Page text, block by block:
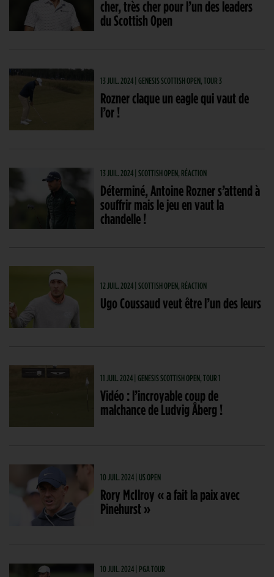
cher, très cher pour l’un des leaders
du Scottish Open
13 JUIL. 2024 | GENESIS SCOTTISH OPEN, TOUR 3
Rozner claque un eagle qui vaut de
l’or !
13 JUIL. 2024 | SCOTTISH OPEN, RÉACTION
Déterminé, Antoine Rozner s’attend à
souffrir mais le jeu en vaut la
chandelle !
12 JUIL. 2024 | SCOTTISH OPEN, RÉACTION
Ugo Coussaud veut être l’un des leurs
11 JUIL. 2024 | GENESIS SCOTTISH OPEN, TOUR 1
Vidéo : l’incroyable coup de
malchance de Ludvig Åberg !
10 JUIL. 2024 | US OPEN
Rory McIlroy « a fait la paix avec
Pinehurst »
10 JUIL. 2024 | PGA TOUR